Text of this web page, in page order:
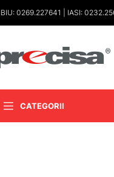
0269.227641 | IASI:
CATEGORII